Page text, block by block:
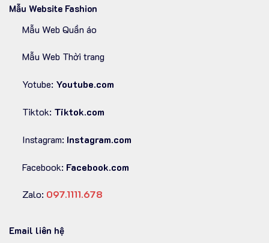
Mẫu Website Fashion
Mẫu Web Quần áo
Mẫu Web Thời trang
Yotube: Youtube.com
Tiktok: Tiktok.com
Instagram: Instagram.com
Facebook: Facebook.com
Zalo: 097.1111.678
Email liên hệ